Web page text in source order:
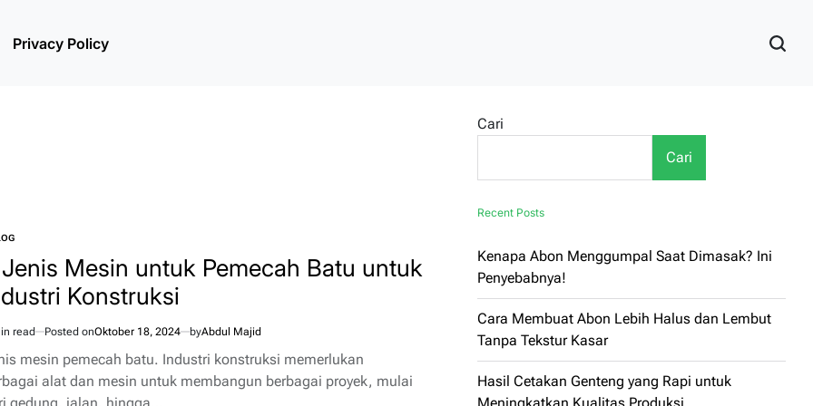
Privacy Policy
Mesin untuk Pemecah Batu untuk
Konstruksi
read Posted onOktober 18, 2024 byAbdul Majid
mesin pemecah batu. Industri konstruksi memerlukan
alat dan mesin untuk membangun berbagai proyek, mulai
Cari
Cari
Recent Posts
Kenapa Abon Menggumpal Saat Dimasak? Ini
Penyebabnya!
Cara Membuat Abon Lebih Halus dan Lembut
Tanpa Tekstur Kasar
Hasil Cetakan Genteng yang Rapi untuk